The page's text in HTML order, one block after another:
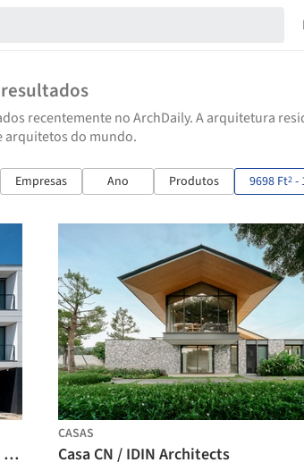
resultados
recentemente no ArchDaily. A arquitetura
arquitetos do mundo.
Empresas Ano Produtos 9698 Ft2 -
Habitação Coletiva em Vila do Conde / Raulino Silva Arquitecto
CASAS
Casa CN / IDIN Architects